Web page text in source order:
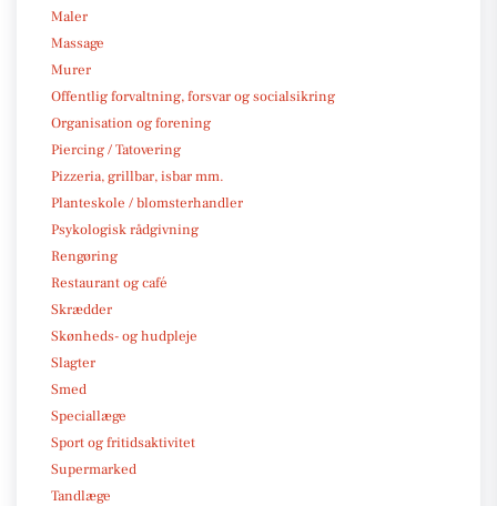
Maler
Massage
Murer
Offentlig forvaltning, forsvar og socialsikring
Organisation og forening
Piercing / Tatovering
Pizzeria, grillbar, isbar mm.
Planteskole / blomsterhandler
Psykologisk rådgivning
Rengøring
Restaurant og café
Skrædder
Skønheds- og hudpleje
Slagter
Smed
Speciallæge
Sport og fritidsaktivitet
Supermarked
Tandlæge